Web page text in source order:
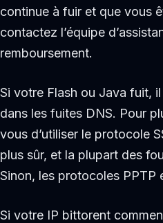
continue à fuir et que vous
contactez l’équipe
remboursement.
Si votre Flash ou Java fuit,
dans les fuites DNS. Pour
vous d’utiliser le protocole
plus sûr, et la plupart des
Sinon, les protocoles PPTP
Si votre IP bittorent